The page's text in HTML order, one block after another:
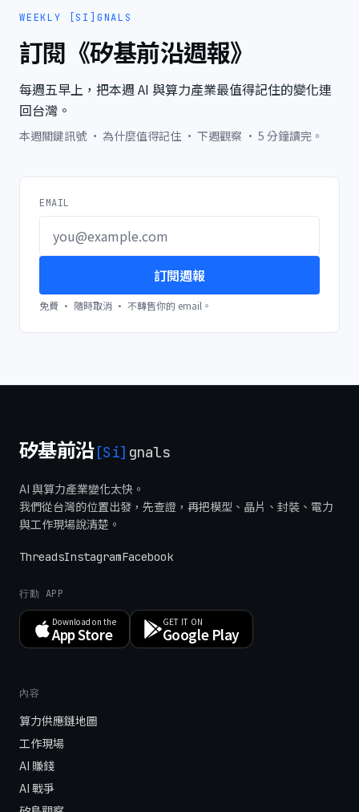
WEEKLY [SI]GNALS
訂閱《矽基前沿週報》
每週五早上，把本週 AI 與算力產業最值得記住的變化連
回台灣。
本週關鍵訊號 · 為什麼值得記住 · 下週觀察 · 5 分鐘讀完。
EMAIL
訂閱週報
免費 · 隨時取消 · 不轉售你的 email。
矽基前沿[Si] gnals
AI 與算力產業變化太快。
我們從台灣的位置出發，先查證，再把模型、晶片、封裝、電力
與工作現場說清楚。
ThreadsInstagramFacebook
行動 APP
Download on the
App Store
GET IT ON
Google Play
內容
算力供應鏈地圖
工作現場
AI 賺錢
AI 戰爭